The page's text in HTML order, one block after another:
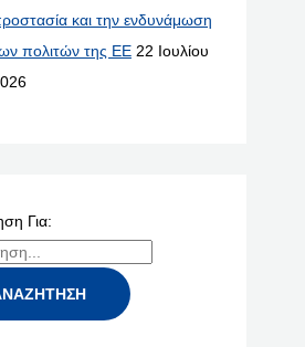
και την ενδυνάμωση
πολιτών της ΕΕ 22 Ιουλίου
Για: